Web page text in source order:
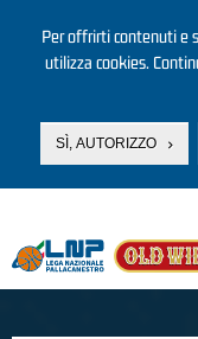
Per offrirti contenuti e
utilizza cookies.
SÌ, AUTORIZZO